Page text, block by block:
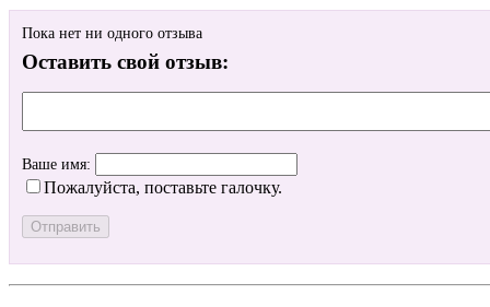
Пока нет ни одного отзыва
Оставить свой отзыв:
Ваше имя:
Пожалуйста, поставьте галочку.